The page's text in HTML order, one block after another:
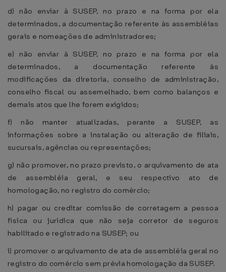
d) não enviar à SUSEP, no prazo e na forma por ela
determinados, a documentação referente às assembléias
gerais e nomeações de administradores;
e) não enviar à SUSEP, no prazo e na forma por ela
determinados, a documentação referente às
modificações da diretoria, conselho de administração,
conselho fiscal ou assemelhado, bem como balanços e
demais atos que lhe forem exigidos;
f) não manter atualizadas, perante a SUSEP, as
informações sobre a instalação ou alteração de filiais,
sucursais, agências ou representações;
g) não promover, no prazo previsto, o arquivamento de ata
de assembléia geral, e seu respectivo ato de
homologação, no registro do comércio;
h) pagar ou creditar comissão de corretagem a pessoa
física ou jurídica que não seja corretor de seguros
habilitado e registrado na SUSEP; ou
i) promover o arquivamento de ata de assembléia geral no
registro do comércio sem prévia homologação da SUSEP.